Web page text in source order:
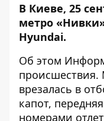
В Киеве, 25
метро «Нивки
Hyundai.
Об этом
происшествия.
врезалась в
капот,
номерами